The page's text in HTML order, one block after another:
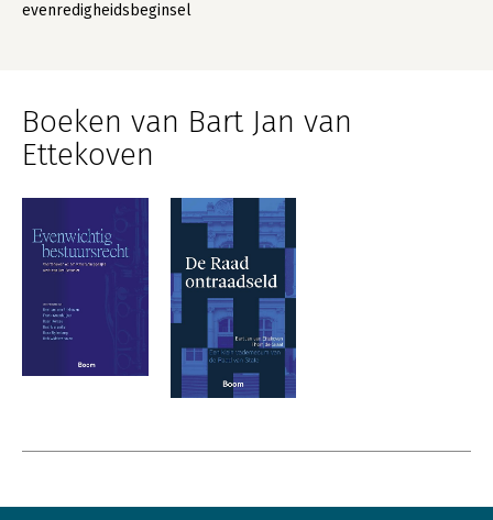
evenredigheidsbeginsel
Boeken van Bart Jan van
Ettekoven